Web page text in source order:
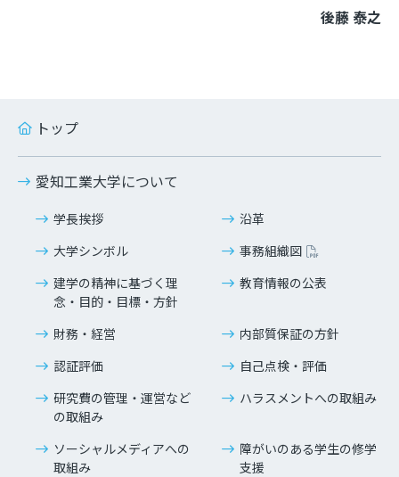
後藤 泰之
トップ
愛知工業大学について
学長挨拶
沿革
大学シンボル
事務組織図
建学の精神に基づく理
念・目的・ 目標・方針
教育情報の公表
財務・経営
内部質保証の方針
認証評価
自己点検・評価
研究費の管理・運営など
の取組み
ハラスメントへの取組み
ソーシャルメディアへの
取組み
障がいのある学生の修学
支援